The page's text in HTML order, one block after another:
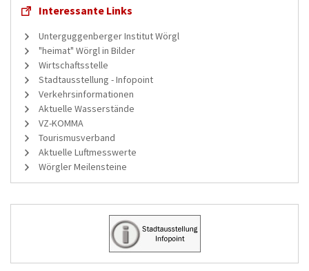
Interessante Links
Unterguggenberger Institut Wörgl
"heimat" Wörgl in Bilder
Wirtschaftsstelle
Stadtausstellung - Infopoint
Verkehrsinformationen
Aktuelle Wasserstände
VZ-KOMMA
Tourismusverband
Aktuelle Luftmesswerte
Wörgler Meilensteine